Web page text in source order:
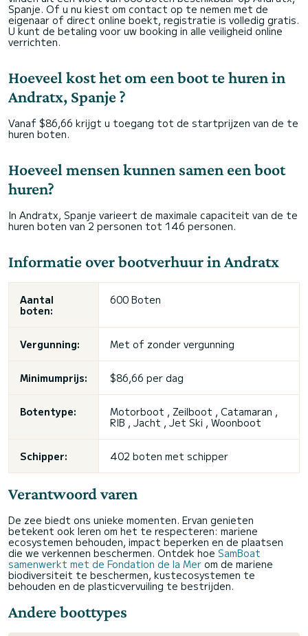
Spanje. Of u nu kiest om contact op te nemen met de
eigenaar of direct online boekt, registratie is volledig gratis.
U kunt de betaling voor uw booking in alle veiligheid online
verrichten.
Hoeveel kost het om een boot te huren in
Andratx, Spanje ?
Vanaf $86,66 krijgt u toegang tot de startprijzen van de te
huren boten.
Hoeveel mensen kunnen samen een boot
huren?
In Andratx, Spanje varieert de maximale capaciteit van de te
huren boten van 2 personen tot 146 personen.
Informatie over bootverhuur in Andratx
Aantal
boten:
600 Boten
Vergunning: Met of zonder vergunning
Minimumprijs: $86,66 per dag
Botentype:
Motorboot , Zeilboot , Catamaran ,
RIB , Jacht ,Jet Ski , Woonboot
Schipper: 402 boten met schipper
Verantwoord varen
De zee biedt ons unieke momenten. Ervan genieten
betekent ook leren om het te respecteren: mariene
ecosystemen behouden, impact beperken en de plaatsen
die we verkennen beschermen. Ontdek hoe SamBoat
samenwerkt met de Fondation de la Mer om de mariene
biodiversiteit te beschermen, kustecosystemen te
behouden en de plasticvervuiling te bestrijden.
Andere boottypes